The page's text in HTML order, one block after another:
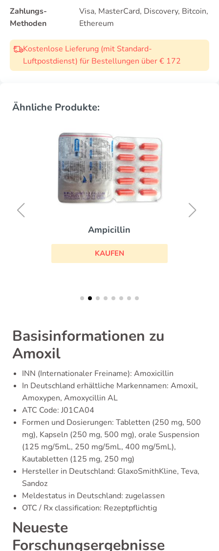
Zahlungs-
Methoden
Visa, MasterCard, Discovery, Bitcoin,
Ethereum
Kostenlose Lieferung (mit Standard-
Luftpostdienst) für Bestellungen über € 172
Ähnliche Produkte:
Ampicillin
KAUFEN
Basisinformationen zu
Amoxil
INN (Internationaler Freiname): Amoxicillin
In Deutschland erhältliche Markennamen: Amoxil,
Amoxypen, Amoxycillin AL
ATC Code: J01CA04
Formen und Dosierungen: Tabletten (250 mg, 500
mg), Kapseln (250 mg, 500 mg), orale Suspension
(125 mg/5mL, 250 mg/5mL, 400 mg/5mL),
Kautabletten (125 mg, 250 mg)
Hersteller in Deutschland: GlaxoSmithKline, Teva,
Sandoz
Meldestatus in Deutschland: zugelassen
OTC / Rx classification: Rezeptpflichtig
Neueste
Forschungsergebnisse